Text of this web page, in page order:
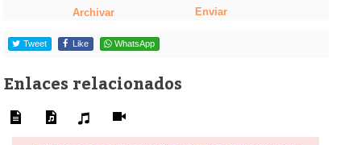
Archivar Enviar
Tweet Like WhatsApp
Enlaces relacionados